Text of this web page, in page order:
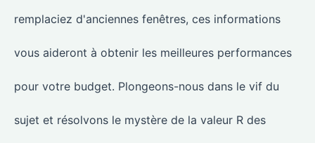
remplaciez d'anciennes fenêtres, ces informations
vous aideront à obtenir les meilleures performances
pour votre budget. Plongeons-nous dans le vif du
sujet et résolvons le mystère de la valeur R des